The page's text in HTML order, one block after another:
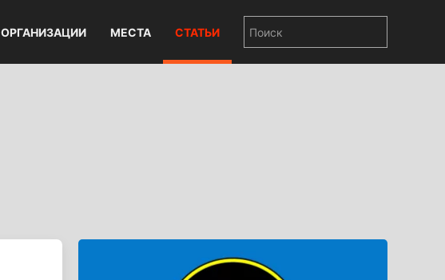
ОРГАНИЗАЦИИ МЕСТА СТАТЬИ